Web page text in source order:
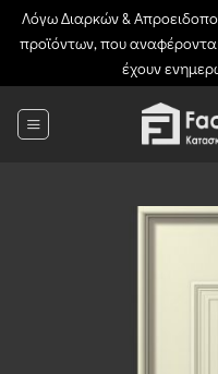
Λόγω Διαρκών &
προϊόντων, που
έχουν